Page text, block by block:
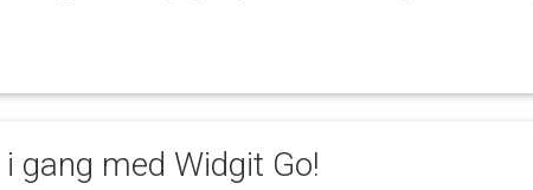
i gang med Widgit Go!